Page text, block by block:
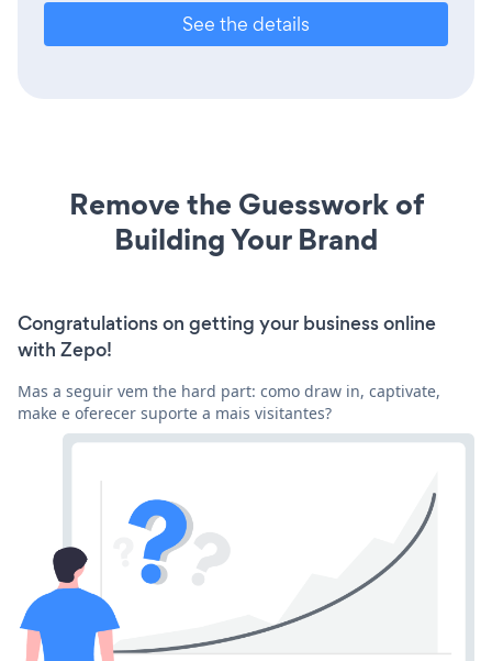
See the details
Remove the Guesswork of
Building Your Brand
Congratulations on getting your business online
with Zepo!
Mas a seguir vem the hard part: como draw in, captivate,
make e oferecer suporte a mais visitantes?